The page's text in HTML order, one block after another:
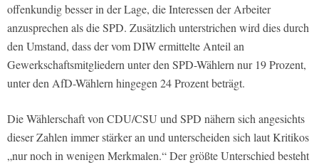
offenkundig besser in der Lage, die Interessen der Arbeiter
anzusprechen als die SPD. Zusätzlich unterstrichen wird dies durch
den Umstand, dass der vom DIW ermittelte Anteil an
Gewerkschaftsmitgliedern unter den SPD-Wählern nur 19 Prozent,
unter den AfD-Wählern hingegen 24 Prozent beträgt.
Die Wählerschaft von CDU/CSU und SPD nähern sich angesichts
dieser Zahlen immer stärker an und unterscheiden sich laut Kritikos
„nur noch in wenigen Merkmalen.“ Der größte Unterschied besteht